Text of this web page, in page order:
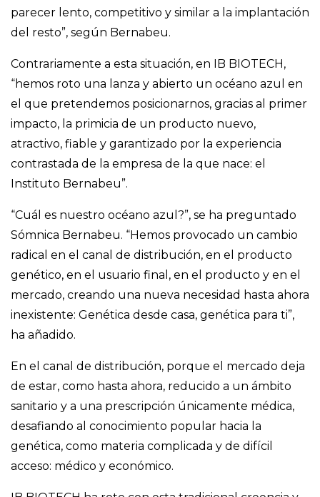
parecer lento, competitivo y similar a la implantación
del resto”, según Bernabeu.
Contrariamente a esta situación, en IB BIOTECH,
“hemos roto una lanza y abierto un océano azul en
el que pretendemos posicionarnos, gracias al primer
impacto, la primicia de un producto nuevo,
atractivo, fiable y garantizado por la experiencia
contrastada de la empresa de la que nace: el
Instituto Bernabeu”.
“Cuál es nuestro océano azul?”, se ha preguntado
Sómnica Bernabeu. “Hemos provocado un cambio
radical en el canal de distribución, en el producto
genético, en el usuario final, en el producto y en el
mercado, creando una nueva necesidad hasta ahora
inexistente: Genética desde casa, genética para ti”,
ha añadido.
En el canal de distribución, porque el mercado deja
de estar, como hasta ahora, reducido a un ámbito
sanitario y a una prescripción únicamente médica,
desafiando al conocimiento popular hacia la
genética, como materia complicada y de difícil
acceso: médico y económico.